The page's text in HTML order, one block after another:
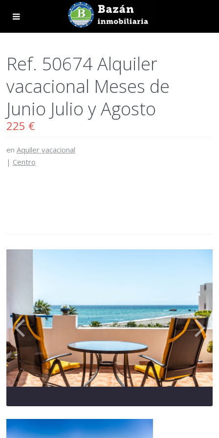
Ref. 50674 Alquiler
vacacional Meses de
Junio Julio y Agosto
225 €
en Aquiler vacacional
| Centro